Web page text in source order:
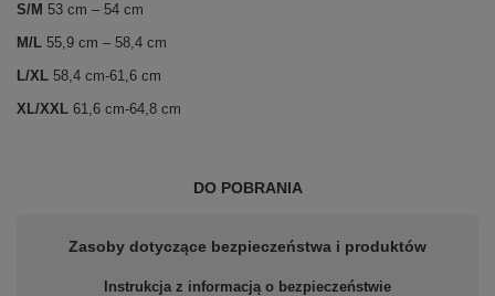
S/M 53 cm – 54 cm
M/L 55,9 cm – 58,4 cm
L/XL 58,4 cm-61,6 cm
XL/XXL 61,6 cm-64,8 cm
DO POBRANIA
Zasoby dotyczące bezpieczeństwa i produktów
Instrukcja z informacją o bezpieczeństwie